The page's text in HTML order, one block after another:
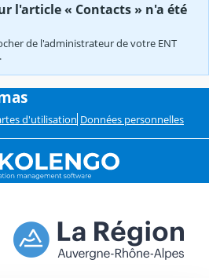
l'article « Contacts » n'a été
de l'administrateur de votre ENT
d'utilisation Données personnelles